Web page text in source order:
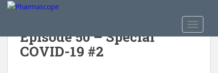
p
Épisode 50 – Spécial
COVID-19 #2